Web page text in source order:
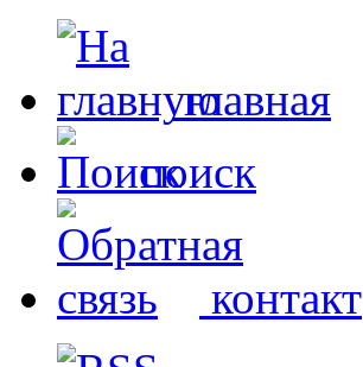
главная
поиск
контакт